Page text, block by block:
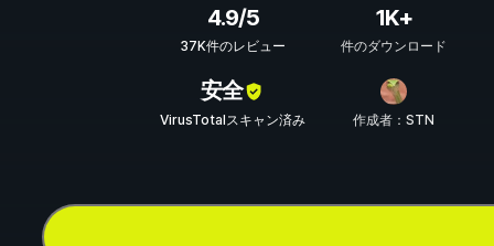
4.9/5
37K件のレビュー
1K+
件のダウンロード
安全
VirusTotalスキャン済み 作成者：STN